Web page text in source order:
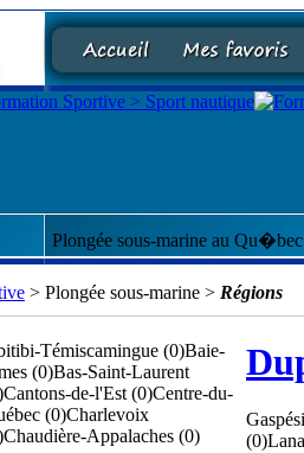
Plongée sous-marine au
> Plongée sous-marine > Régions
Témiscamingue (0)Baie-
(0)Bas-Saint-Laurent
Cantons-de-l'Est (0)Centre-du-
(0)Charlevoix
Chaudière-Appalaches (0)
(0)